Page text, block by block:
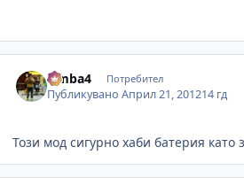
simba4 Потребител
ПубликуваноАприл 21, 201214 гд
Този мод сигурно хаби батерия като